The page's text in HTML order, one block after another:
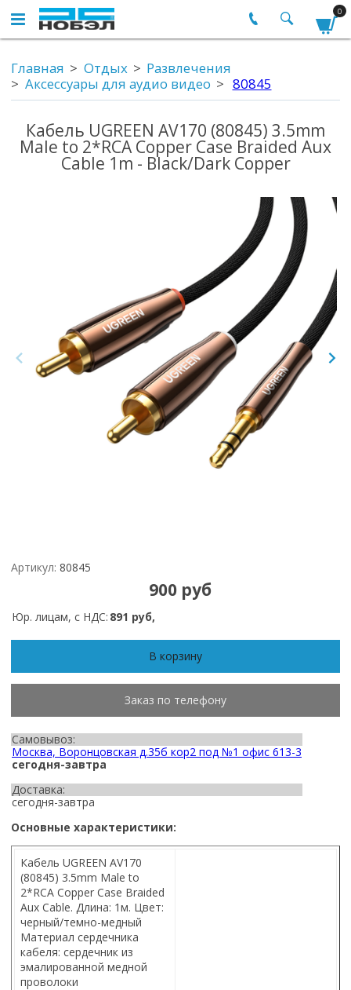
0
Главная Отдых
Развлечения
Аксессуары для аудио видео
80845
Кабель UGREEN AV170 (80845) 3.5mm
Male to 2*RCA Copper Case Braided Aux
Cable 1m - Black/Dark Copper
Артикул: 80845
900 руб
Юр. лицам, с НДС: 891 руб,
В корзину
Заказ по телефону
Самовывоз:
Москва, Воронцовская д.35б кор2 под №1 офис 613-3
сегодня-завтра
Доставка:
сегодня-завтра
Основные характеристики:
Кабель UGREEN AV170
(80845) 3.5mm Male to
2*RCA Copper Case Braided
Aux Cable. Длина: 1м. Цвет:
черный/темно-медный
Материал сердечника
кабеля: сердечник из
эмалированной медной
проволоки